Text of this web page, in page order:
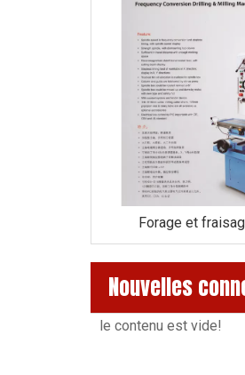
Forage et
Nouvelles
le contenu est vide!